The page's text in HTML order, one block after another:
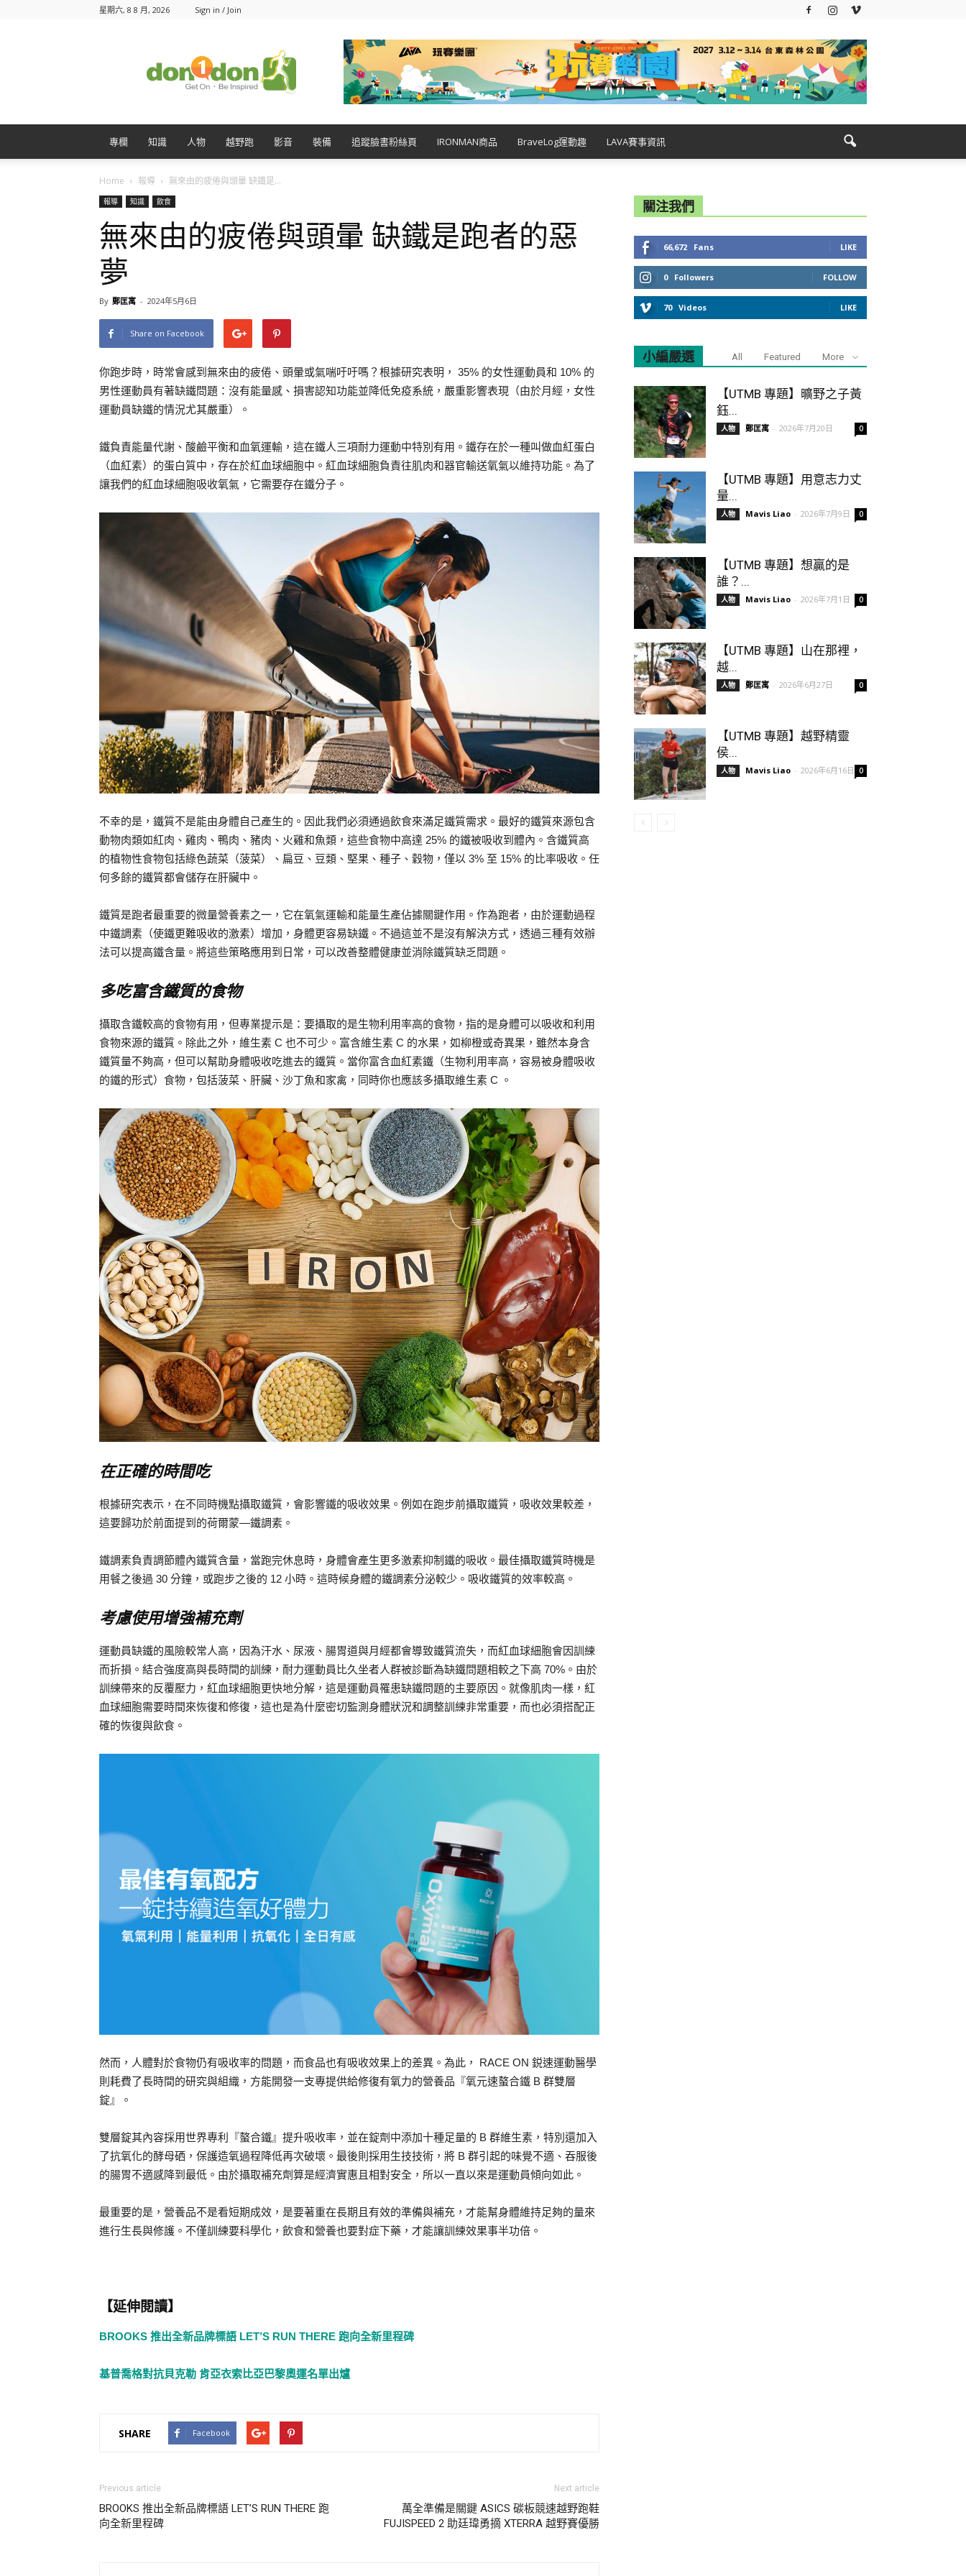
星期六, 8 8 月, 2026 Sign in / Join
專欄 知識 人物 越野跑 影音 裝備 追蹤臉書粉絲頁 IRONMAN商品 BraveLog運動趣 LAVA賽事資訊
Home 報導 無來由的疲倦與頭暈 缺鐵是...
報導 知識 飲食
無來由的疲倦與頭暈 缺鐵是跑者的惡
夢
By 鄭匡寓 - 2024年5月6日
Share on Facebook
你跑步時，時常會感到無來由的疲倦、頭暈或氣喘吁吁嗎？根據研究表明， 35% 的女性運動員和 10% 的
男性運動員有著缺鐵問題：沒有能量感、損害認知功能並降低免疫系統，嚴重影響表現（由於月經，女性
運動員缺鐵的情況尤其嚴重）。
鐵負責能量代謝、酸鹼平衡和血氧運輸，這在鐵人三項耐力運動中特別有用。鐵存在於一種叫做血紅蛋白
（血紅素）的蛋白質中，存在於紅血球細胞中。紅血球細胞負責往肌肉和器官輸送氧氣以維持功能。為了
讓我們的紅血球細胞吸收氧氣，它需要存在鐵分子。
不幸的是，鐵質不是能由身體自己產生的。因此我們必須通過飲食來滿足鐵質需求。最好的鐵質來源包含
動物肉類如紅肉、雞肉、鴨肉、豬肉、火雞和魚類，這些食物中高達 25% 的鐵被吸收到體內。含鐵質高
的植物性食物包括綠色蔬菜（菠菜）、扁豆、豆類、堅果、種子、穀物，僅以 3% 至 15% 的比率吸收。任
何多餘的鐵質都會儲存在肝臟中。
鐵質是跑者最重要的微量營養素之一，它在氧氣運輸和能量生產佔據關鍵作用。作為跑者，由於運動過程
中鐵調素（使鐵更難吸收的激素）增加，身體更容易缺鐵。不過這並不是沒有解決方式，透過三種有效辦
法可以提高鐵含量。將這些策略應用到日常，可以改善整體健康並消除鐵質缺乏問題。
多吃富含鐵質的食物
攝取含鐵較高的食物有用，但專業提示是：要攝取的是生物利用率高的食物，指的是身體可以吸收和利用
食物來源的鐵質。除此之外，維生素 C 也不可少。富含維生素 C 的水果，如柳橙或奇異果，雖然本身含
鐵質量不夠高，但可以幫助身體吸收吃進去的鐵質。當你富含血紅素鐵（生物利用率高，容易被身體吸收
的鐵的形式）食物，包括菠菜、肝臟、沙丁魚和家禽，同時你也應該多攝取維生素 C 。
在正確的時間吃
根據研究表示，在不同時機點攝取鐵質，會影響鐵的吸收效果。例如在跑步前攝取鐵質，吸收效果較差，
這要歸功於前面提到的荷爾蒙—鐵調素。
鐵調素負責調節體內鐵質含量，當跑完休息時，身體會產生更多激素抑制鐵的吸收。最佳攝取鐵質時機是
用餐之後過 30 分鐘，或跑步之後的 12 小時。這時候身體的鐵調素分泌較少。吸收鐵質的效率較高。
考慮使用增強補充劑
運動員缺鐵的風險較常人高，因為汗水、尿液、腸胃道與月經都會導致鐵質流失，而紅血球細胞會因訓練
而折損。結合強度高與長時間的訓練，耐力運動員比久坐者人群被診斷為缺鐵問題相較之下高 70%。由於
訓練帶來的反覆壓力，紅血球細胞更快地分解，這是運動員罹患缺鐵問題的主要原因。就像肌肉一樣，紅
血球細胞需要時間來恢復和修復，這也是為什麼密切監測身體狀況和調整訓練非常重要，而也必須搭配正
確的恢復與飲食。
然而，人體對於食物仍有吸收率的問題，而食品也有吸收效果上的差異。為此， RACE ON 鋭速運動醫學
則耗費了長時間的研究與組織，方能開發一支專提供給修復有氧力的營養品『氧元速螯合鐵 B 群雙層
錠』。
雙層錠其內容採用世界專利『螯合鐵』提升吸收率，並在錠劑中添加十種足量的 B 群維生素，特別還加入
了抗氧化的酵母硒，保護造氧過程降低再次破壞。最後則採用生技技術，將 B 群引起的味覺不適、吞服後
的腸胃不適感降到最低。由於攝取補充劑算是經濟實惠且相對安全，所以一直以來是運動員傾向如此。
最重要的是，營養品不是看短期成效，是要著重在長期且有效的準備與補充，才能幫身體維持足夠的量來
進行生長與修護。不僅訓練要科學化，飲食和營養也要對症下藥，才能讓訓練效果事半功倍。
【延伸閱讀】
BROOKS 推出全新品牌標語 LET’S RUN THERE 跑向全新里程碑
基普喬格對抗貝克勒 肯亞衣索比亞巴黎奧運名單出爐
SHARE Facebook
Previous article
BROOKS 推出全新品牌標語 LET’S RUN THERE 跑
向全新里程碑
Next article
萬全準備是關鍵 ASICS 碳板競速越野跑鞋
FUJISPEED 2 助廷瑋勇摘 XTERRA 越野賽優勝
關注我們
66,672 Fans LIKE
0 Followers FOLLOW
70 Videos LIKE
小編嚴選 All Featured More
【UTMB 專題】曠野之子黃
鈺...
人物 鄭匡寓 - 2026年7月20日 0
【UTMB 專題】用意志力丈
量...
人物 Mavis Liao - 2026年7月9日 0
【UTMB 專題】想贏的是
誰？...
人物 Mavis Liao - 2026年7月1日 0
【UTMB 專題】山在那裡，
越...
人物 鄭匡寓 - 2026年6月27日 0
【UTMB 專題】越野精靈
侯...
人物 Mavis Liao - 2026年6月16日 0